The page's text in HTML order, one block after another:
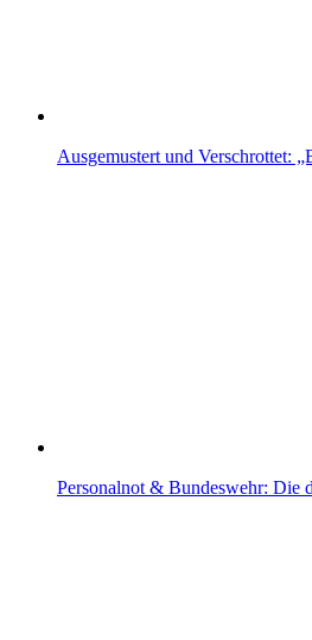
Ausgemustert und Verschrottet:
Personalnot & Bundeswehr: Die